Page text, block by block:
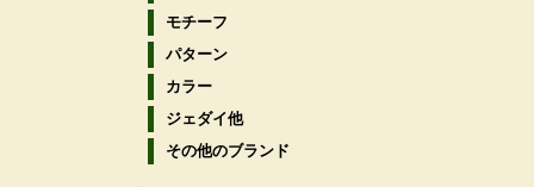
モチーフ
パターン
カラー
ジェダイ他
その他のブランド